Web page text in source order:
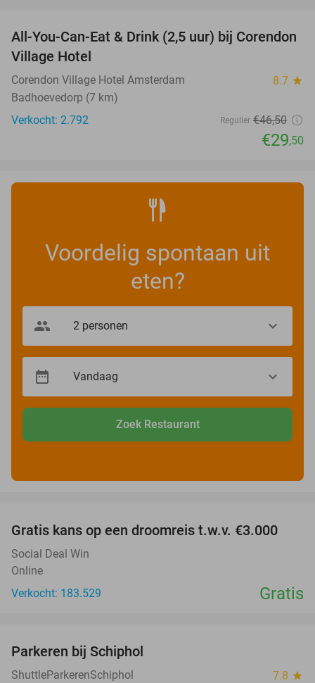
37%
All-You-Can-Eat & Drink (2,5 uur) bij Corendon
Village Hotel
Corendon Village Hotel Amsterdam 8.7 star
Badhoevedorp (7 km)
Verkocht: 2.792
Regulier €46,50
€29,50
Voordelig spontaan uit
eten?
Zoek Restaurant
Gratis kans op een droomreis t.w.v. €3.000
Social Deal Win
Online
Verkocht: 183.529
Gratis
Parkeren bij Schiphol
ShuttleParkerenSchiphol 7.8 star